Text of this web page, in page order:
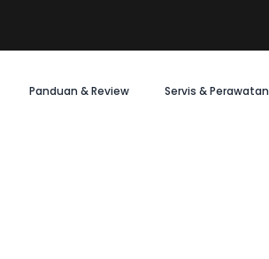
Panduan & Review Servis & Perawatan